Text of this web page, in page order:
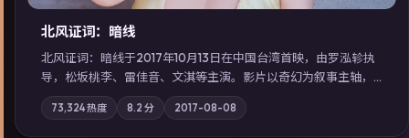
北风证词：暗线
北风证词：暗线于2017年10月13日在中国台湾首映，由罗泓轸执
导，松坂桃李、雷佳音、文淇等主演。影片以奇幻为叙事主轴，
旧案重提，真相与谎言在同一条时间线上交锋；摄影与配乐强化
地域气质；站内亦可通过「国产免费观看高清电视剧在线看」延
展检索同类型高分佳作，畅享高清在线追剧体验。
73,324热度 8.2 分 2017-08-08